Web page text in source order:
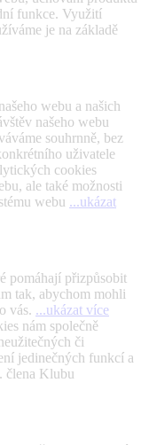
funkce. Využití
je na základě
webu a našich
našeho webu
souhrnně, bez
uživatele
cookies
ale také možnosti
webu ...ukázat
pomáhají přizpůsobit
tak, abychom mohli
vás. ...ukázat více
nám společně
či
jedinečných funkcí a
člena Klubu